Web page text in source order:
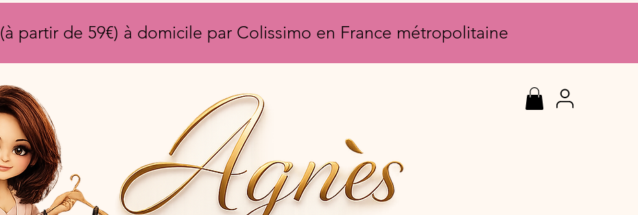
(à partir de 59€) à domicile par Colissimo en France métropolitaine